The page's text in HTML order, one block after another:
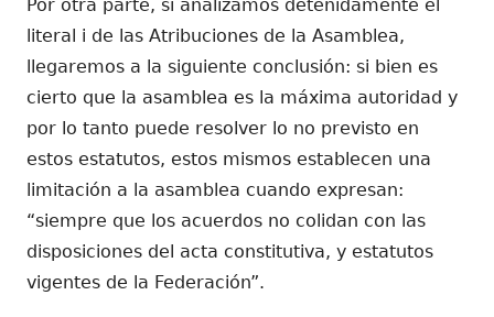
Por otra parte, si analizamos detenidamente el
literal i de las Atribuciones de la Asamblea,
llegaremos a la siguiente conclusión: si bien es
cierto que la asamblea es la máxima autoridad y
por lo tanto puede resolver lo no previsto en
estos estatutos, estos mismos establecen una
limitación a la asamblea cuando expresan:
“siempre que los acuerdos no colidan con las
disposiciones del acta constitutiva, y estatutos
vigentes de la Federación”.